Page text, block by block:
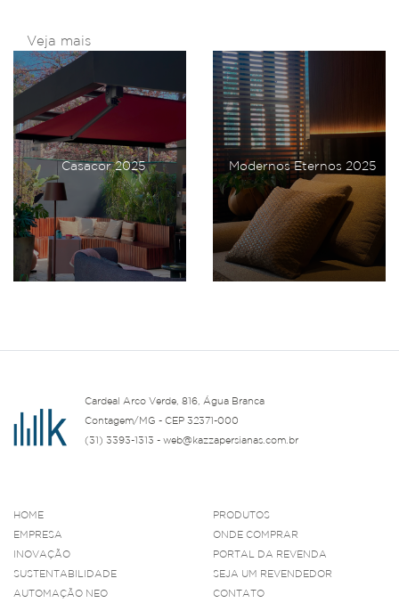
Veja mais
Casacor 2025 Modernos Eternos 2025
Cardeal Arco Verde, 816, Água Branca
Contagem/MG - CEP 32371-000
(31) 3393-1313 - web@kazzapersianas.com.br
HOME
EMPRESA
INOVAÇÃO
SUSTENTABILIDADE
AUTOMAÇÃO NEO
PRODUTOS
ONDE COMPRAR
PORTAL DA REVENDA
SEJA UM REVENDEDOR
CONTATO